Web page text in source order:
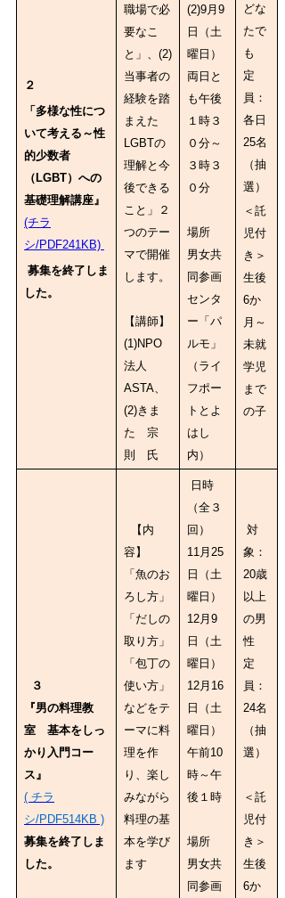
２
「多様な性につ
いて考える～性
的少数者
（LGBT）への
基礎理解講座』
(チラ
シ/PDF241KB)
募集を終了しま
した。
職場で必
要なこ
と」、(2)
当事者の
経験を踏
まえた
LGBTの
理解と今
後できる
こと」２
つのテー
マで開催
します。
【講師】
(1)NPO
法人
ASTA、
(2)きま
た 宗
則 氏
(2)9月9
日（土
曜日）
両日と
も午後
１時３
０分～
３時３
０分
場所
男女共
同参画
センタ
ー「パ
ルモ」
（ライ
フポー
トとよ
はし
内）
どな
たで
も
定
員：
各日
25名
（抽
選）
＜託
児付
き＞
生後
6か
月～
未就
学児
まで
の子
３
『男の料理教
室 基本をしっ
かり入門コー
ス』
( チラ
シ/PDF514KB )
募集を終了しま
した。
【内
容】
「魚のお
ろし方」
「だしの
取り方」
「包丁の
使い方」
などをテ
ーマに料
理を作
り、楽し
みながら
料理の基
本を学び
ます
日時
（全３
回）
11月25
日（土
曜日）
12月9
日（土
曜日）
12月16
日（土
曜日）
午前10
時～午
後１時
場所
男女共
同参画
対
象：
20歳
以上
の男
性
定
員：
24名
（抽
選）
＜託
児付
き＞
生後
6か